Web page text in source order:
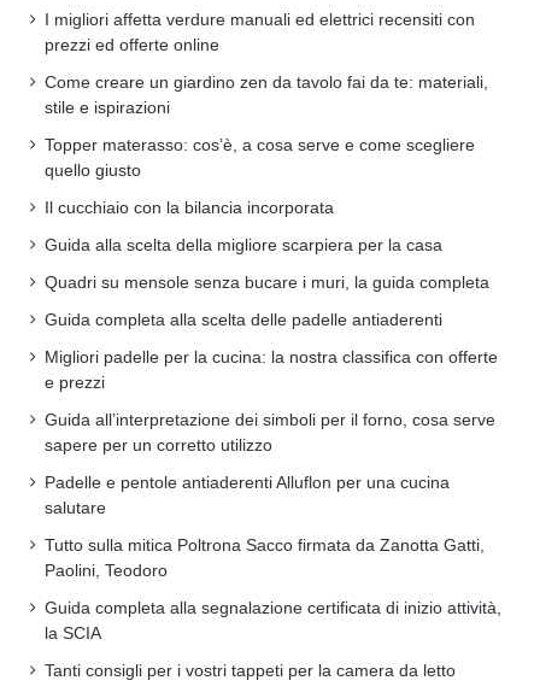
I migliori affetta verdure manuali ed elettrici recensiti con
prezzi ed offerte online
Come creare un giardino zen da tavolo fai da te: materiali,
stile e ispirazioni
Topper materasso: cos’è, a cosa serve e come scegliere
quello giusto
Il cucchiaio con la bilancia incorporata
Guida alla scelta della migliore scarpiera per la casa
Quadri su mensole senza bucare i muri, la guida completa
Guida completa alla scelta delle padelle antiaderenti
Migliori padelle per la cucina: la nostra classifica con offerte
e prezzi
Guida all’interpretazione dei simboli per il forno, cosa serve
sapere per un corretto utilizzo
Padelle e pentole antiaderenti Alluflon per una cucina
salutare
Tutto sulla mitica Poltrona Sacco firmata da Zanotta Gatti,
Paolini, Teodoro
Guida completa alla segnalazione certificata di inizio attività,
la SCIA
Tanti consigli per i vostri tappeti per la camera da letto